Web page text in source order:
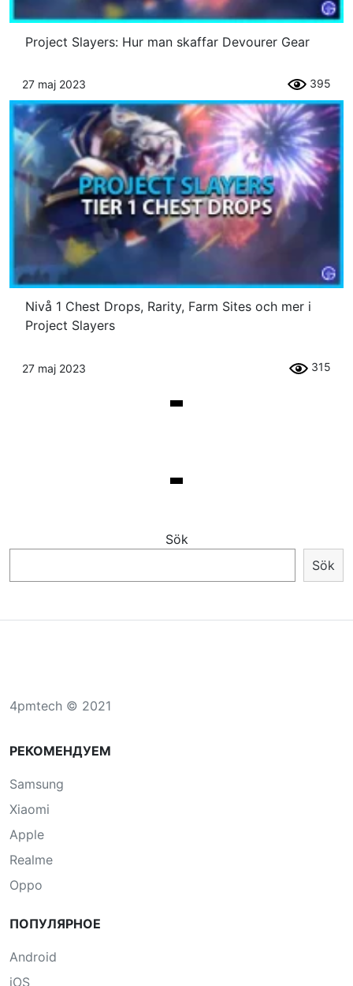
Project Slayers: Hur man skaffar Devourer Gear
27 maj 2023 395
Nivå 1 Chest Drops, Rarity, Farm Sites och mer i
Project Slayers
27 maj 2023 315
Sök
Sök
4pmtech © 2021
РЕКОМЕНДУЕМ
Samsung
Xiaomi
Apple
Realme
Oppo
ПОПУЛЯРНОЕ
Android
iOS